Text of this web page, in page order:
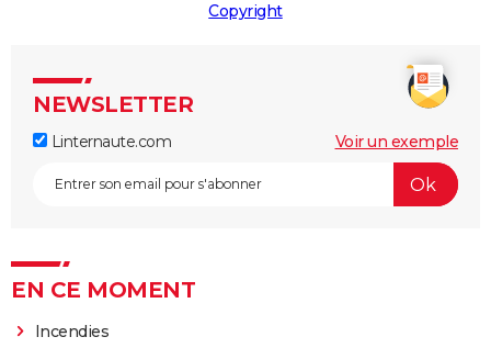
Copyright
NEWSLETTER
Linternaute.com Voir un exemple
EN CE MOMENT
Incendies